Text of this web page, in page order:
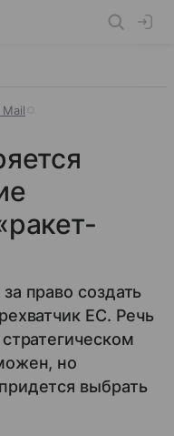
право создать
ЕС. Речь
но
выбрать